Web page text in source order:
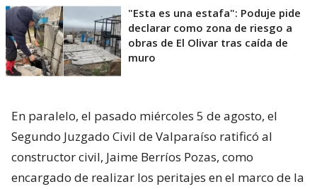
"Esta es una estafa": Poduje pide
declarar como zona de riesgo a
obras de El Olivar tras caída de
muro
En paralelo, el pasado miércoles 5 de agosto, el
Segundo Juzgado Civil de Valparaíso ratificó al
constructor civil, Jaime Berríos Pozas, como
encargado de realizar los peritajes en el marco de la